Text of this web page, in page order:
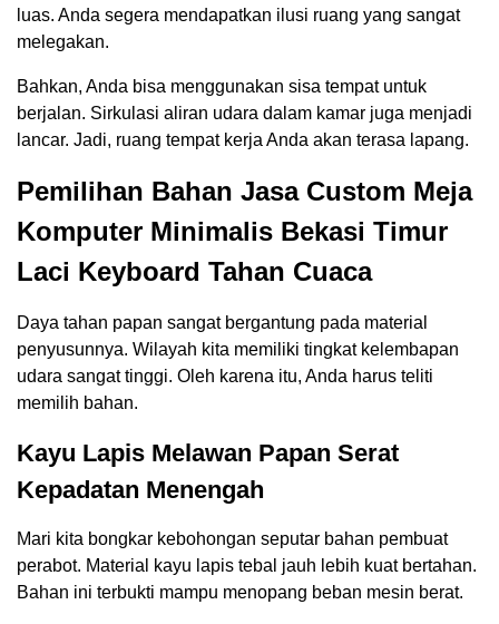
luas. Anda segera mendapatkan ilusi ruang yang sangat
melegakan.
Bahkan, Anda bisa menggunakan sisa tempat untuk
berjalan. Sirkulasi aliran udara dalam kamar juga menjadi
lancar. Jadi, ruang tempat kerja Anda akan terasa lapang.
Pemilihan Bahan Jasa Custom Meja
Komputer Minimalis Bekasi Timur
Laci Keyboard Tahan Cuaca
Daya tahan papan sangat bergantung pada material
penyusunnya. Wilayah kita memiliki tingkat kelembapan
udara sangat tinggi. Oleh karena itu, Anda harus teliti
memilih bahan.
Kayu Lapis Melawan Papan Serat
Kepadatan Menengah
Mari kita bongkar kebohongan seputar bahan pembuat
perabot. Material kayu lapis tebal jauh lebih kuat bertahan.
Bahan ini terbukti mampu menopang beban mesin berat.